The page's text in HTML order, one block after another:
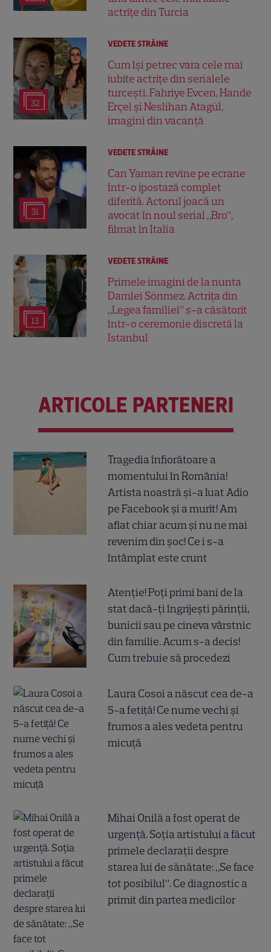
actrițe din Turcia
32
VEDETE STRĂINE
Cum își petrec vara cele mai
iubite actrițe din serialele
turcești. Fahriye Evcen, Hande
Erçel și Neslihan Atagül,
imagini din vacanță
31
VEDETE STRĂINE
Can Yaman revine pe ecrane
într-o ipostază complet
diferită. Actorul joacă un
avocat în noul serial „Bro”,
filmat în Italia
13
VEDETE STRĂINE
Primele imagini de la nunta
Damlei Sönmez. Actrița din
„Legea familiei” s-a căsătorit
într-o ceremonie discretă la
Istanbul
ARTICOLE PARTENERI
Tragedia înfiorătoare a
momentului în România!
Artista noastră și-a luat Adio
pe Facebook și a murit! Am
aflat chiar acum și nu ne mai
revenim din șoc! Ce i s-a
întâmplat este crunt
Atenție! Poți primi bani de la
stat dacă-ți îngrijești părinții,
bunicii sau pe cineva vârstnic
din familie. Acum s-a decis!
Cum trebuie să procedezi
Laura Cosoi a născut cea de-a
5-a fetiță! Ce nume vechi și
frumos a ales vedeta pentru
micuță
Mihai Onilă a fost operat de
urgență. Soția artistului a făcut
primele declarații despre
starea lui de sănătate: „Se face
tot posibilul”. Ce diagnostic a
primit din partea medicilor